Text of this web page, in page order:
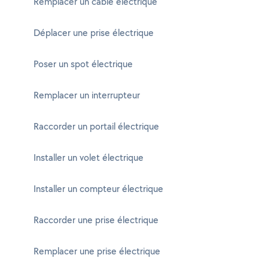
Déplacer une prise électrique
Poser un spot électrique
Remplacer un interrupteur
Raccorder un portail électrique
Installer un volet électrique
Installer un compteur électrique
Raccorder une prise électrique
Remplacer une prise électrique